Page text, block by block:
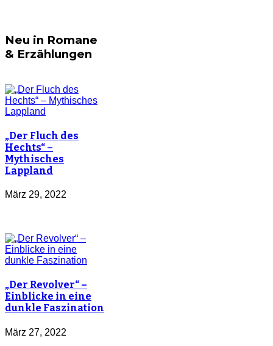
Neu in Romane
& Erzählungen
„Der Fluch des
Hechts“ –
Mythisches
Lappland
März 29, 2022
„Der Revolver“ –
Einblicke in eine
dunkle Faszination
März 27, 2022